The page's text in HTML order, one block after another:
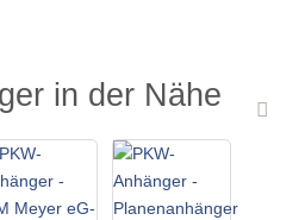
Burscheid Odenthal Leverkusen
in der Nähe